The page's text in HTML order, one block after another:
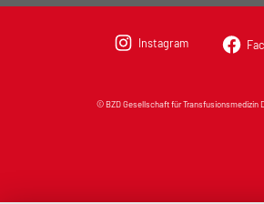
Instagram
© BZD Gesellschaft für Transfusionsmedizin